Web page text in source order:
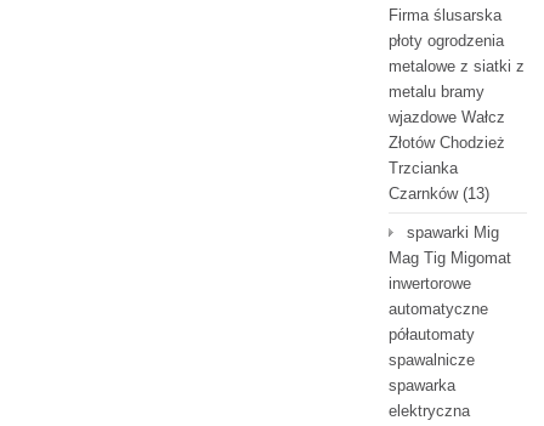
Firma ślusarska
płoty ogrodzenia
metalowe z siatki z
metalu bramy
wjazdowe Wałcz
Złotów Chodzież
Trzcianka
Czarnków(13)
spawarki Mig
Mag Tig Migomat
inwertorowe
automatyczne
półautomaty
spawalnicze
spawarka
elektryczna